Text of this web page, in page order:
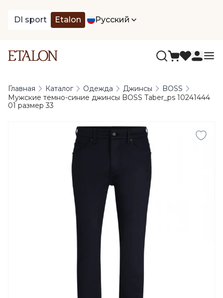
DI sport Etalon Русский
Главная Каталог Одежда Джинсы
BOSS
Мужские темно-синие джинсы BOSS Taber_ps 10241444
01 размер 33